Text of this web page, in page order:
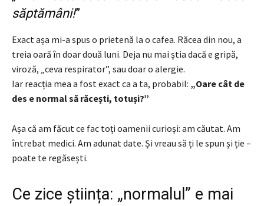
săptămâni!”
Exact așa mi-a spus o prietenă la o cafea. Răcea din nou, a
treia oară în doar două luni. Deja nu mai știa dacă e gripă,
viroză, „ceva respirator”, sau doar o alergie.
Iar reacția mea a fost exact ca a ta, probabil: „Oare cât de
des e normal să răcești, totuși?”
Așa că am făcut ce fac toți oamenii curioși: am căutat. Am
întrebat medici. Am adunat date. Și vreau să ți le spun și ție –
poate te regăsești.
Ce zice știința: „normalul” e mai